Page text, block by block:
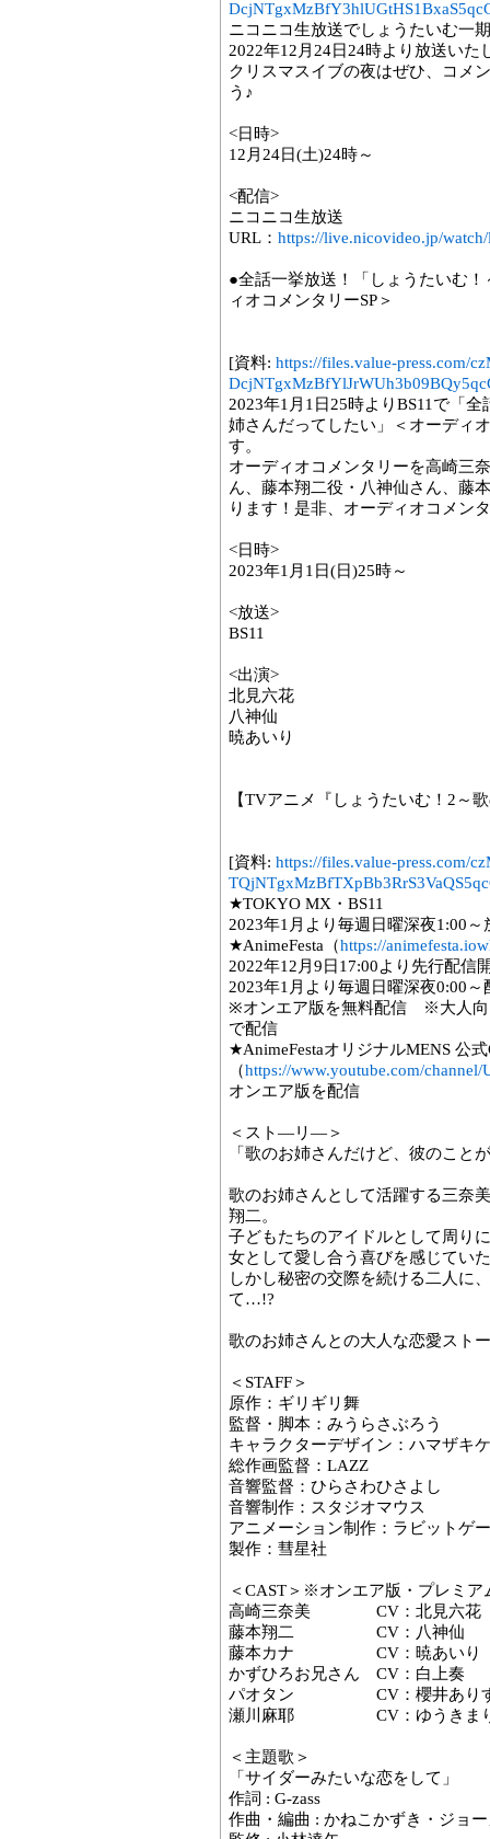
ニコニコ生放送でしょうたいむ一
2022年12月24日24時より放送いた
クリスマスイブの夜はぜひ、コメ
う♪
<日時>
12月24日(土)24時～
<配信>
ニコニコ生放送
URL： https://live.nicovideo.jp/
●全話一挙放送！「しょうたいむ
ィオコメンタリーSP＞
[資料: https://files.value-press.com/
2023年1月1日25時よりBS11で「
姉さんだってしたい」＜オーディ
す。
オーディオコメンタリーを高崎三
ん、藤本翔二役・八神仙さん、藤
ります！是非、オーディオコメン
<日時>
2023年1月1日(日)25時～
<放送>
BS11
<出演>
北見六花
八神仙
暁あいり
【TVアニメ『しょうたいむ！2～
[資料: https://files.value-press.com/
★TOKYO MX・BS11
2023年1月より毎週日曜深夜1:00～
★AnimeFesta（https://
2022年12月9日17:00より先行配信
2023年1月より毎週日曜深夜0:00～
※オンエア版を無料配信 ※大人向
で配信
★AnimeFestaオリジナルMENS 公式
（https://www.youtube.com/
オンエア版を配信
＜スト―リ―＞
「歌のお姉さんだけど、彼のこと
歌のお姉さんとして活躍する三奈
翔二。
子どもたちのアイドルとして周り
女として愛し合う喜びを感じてい
しかし秘密の交際を続ける二人に
て…!?
歌のお姉さんとの大人な恋愛スト
＜STAFF＞
原作：ギリギリ舞
監督・脚本：みうらさぶろう
キャラクターデザイン：ハマザキ
総作画監督：LAZZ
音響監督：ひらさわひさよし
音響制作：スタジオマウス
アニメーション制作：ラビットゲ
製作：彗星社
＜CAST＞※オンエア版・プレミア
高崎三奈美 CV：北見六花
藤本翔二 CV：八神仙
藤本カナ CV：暁あいり
かずひろお兄さん CV：白上奏
パオタン CV：櫻井あり
瀬川麻耶 CV：ゆうきま
＜主題歌＞
「サイダーみたいな恋をして」
作詞 : G-zass
作曲・編曲 : かねこかずき・ジョ